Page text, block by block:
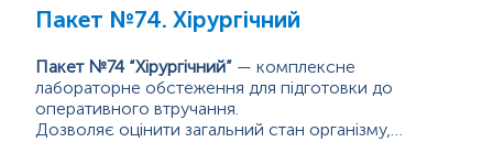
Пакет №74. Хірургічний
Пакет №74 “Хірургічний” — комплексне
лабораторне обстеження для підготовки до
оперативного втручання.
Дозволяє оцінити загальний стан організму,